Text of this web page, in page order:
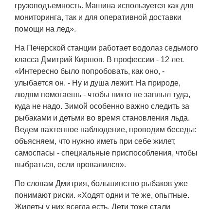
грузоподъемность. Машина используется как для
мониторинга, так и для оперативной доставки
помощи на лед».
На Печерской станции работает водолаз седьмого
класса Дмитрий Киршов. В профессии - 12 лет.
«Интересно было попробовать, как оно, -
улыбается он. - Ну и душа лежит. На природе,
людям помогаешь - чтобы никто не заплыл туда,
куда не надо. Зимой особенно важно следить за
рыбаками и детьми во время становления льда.
Ведем вахтенное наблюдение, проводим беседы:
объясняем, что нужно иметь при себе жилет,
самоспасы - специальные приспособления, чтобы
выбраться, если провалился».
По словам Дмитрия, большинство рыбаков уже
понимают риски. «Ходят одни и те же, опытные.
Жилеты у них всегда есть. Дети тоже стали